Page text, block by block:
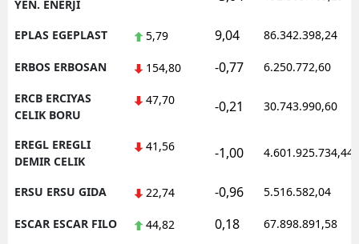
YEN. ENERJI
EPLAS EGEPLAST 5,79 9,04 86.342.398,24
ERBOS ERBOSAN 154,80 -0,77 6.250.772,60
ERCB ERCIYAS
CELIK BORU
47,70 -0,21 30.743.990,60
EREGL EREGLI
DEMIR CELIK
41,56 -1,00 4.601.925.734,44
ERSU ERSU GIDA 22,74 -0,96 5.516.582,04
ESCAR ESCAR FILO 44,82 0,18 67.898.891,58